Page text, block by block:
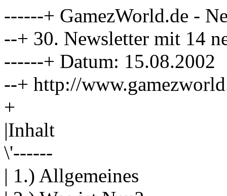
------+ GamezWorld.de -
--+ 30. Newsletter mit 14
------+ Datum: 15.08.2002
--+ http://
+
|Inhalt
\'------
| 1.) Allgemeines